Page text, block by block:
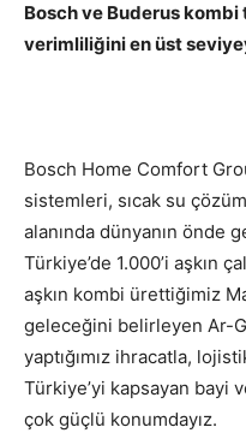
Bosch ve Buderus
verimliliğini en üst
Bosch Home Comfort
sistemleri, sıcak su
alanında dünyanın önde
Türkiye’de 1.000’i aşkın
aşkın kombi ürettiğimiz
geleceğini belirleyen Ar-
yaptığımız ihracatla,
Türkiye’yi kapsayan bayi
çok güçlü konumdayız.